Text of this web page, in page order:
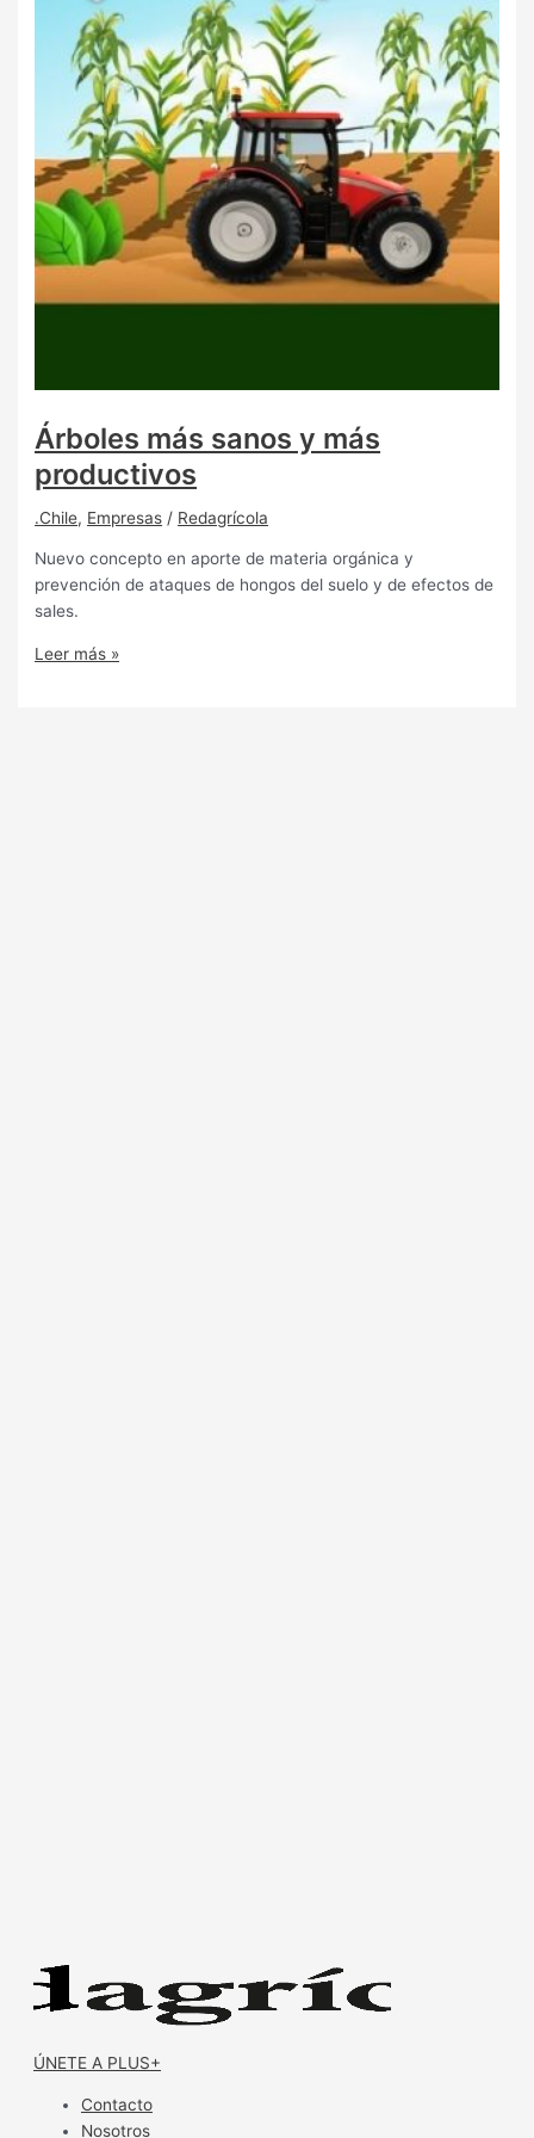
Árboles más sanos y más
productivos
.Chile, Empresas / Redagrícola
Nuevo concepto en aporte de materia orgánica y
prevención de ataques de hongos del suelo y de efectos de
sales.
Leer más »
ÚNETE A PLUS+
Contacto
Nosotros